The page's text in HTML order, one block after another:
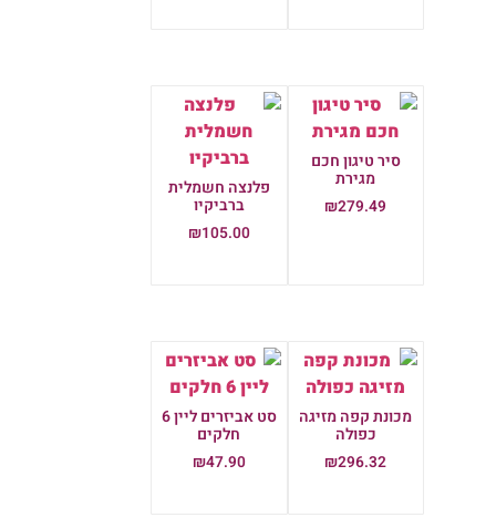
סיר טיגון חכם
מגירת
₪279.49
פלנצה חשמלית
ברביקיו
₪105.00
מכונת קפה מזיגה
כפולה
₪296.32
סט אביזרים ליין 6
חלקים
₪47.90